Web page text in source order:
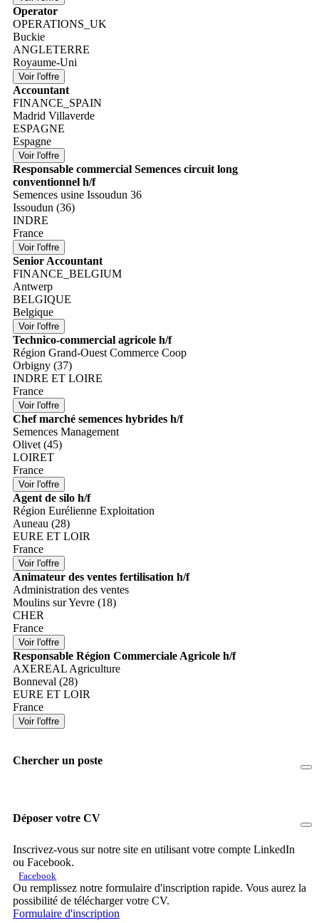
Operator
OPERATIONS_UK
Buckie
ANGLETERRE
Royaume-Uni
Accountant
FINANCE_SPAIN
Madrid Villaverde
ESPAGNE
Espagne
Responsable commercial Semences circuit long
conventionnel h/f
Semences usine Issoudun 36
Issoudun (36)
INDRE
France
Senior Accountant
FINANCE_BELGIUM
Antwerp
BELGIQUE
Belgique
Technico-commercial agricole h/f
Région Grand-Ouest Commerce Coop
Orbigny (37)
INDRE ET LOIRE
France
Chef marché semences hybrides h/f
Semences Management
Olivet (45)
LOIRET
France
Agent de silo h/f
Région Eurélienne Exploitation
Auneau (28)
EURE ET LOIR
France
Animateur des ventes fertilisation h/f
Administration des ventes
Moulins sur Yevre (18)
CHER
France
Responsable Région Commerciale Agricole h/f
AXEREAL Agriculture
Bonneval (28)
EURE ET LOIR
France
Chercher un poste
Déposer votre CV
Inscrivez-vous sur notre site en utilisant votre compte LinkedIn
ou Facebook.
Facebook
Ou remplissez notre formulaire d'inscription rapide. Vous aurez la
possibilité de télécharger votre CV.
Formulaire d'inscription